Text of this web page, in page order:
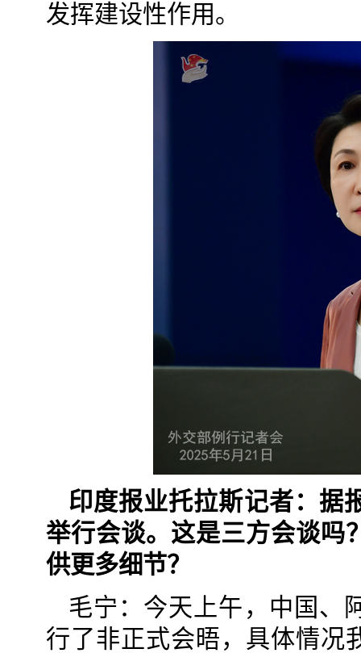
发挥建设性作用。
印度报业托拉斯记者：据
举行会谈。这是三方会谈吗
供更多细节？
毛宁：今天上午，中国、
行了非正式会晤，具体情况